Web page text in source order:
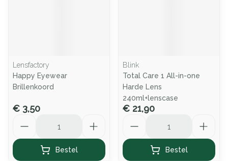
Lensfactory
Happy Eyewear
Brillenkoord
€ 3,50
Bestel
Blink
Total Care 1 All-in-one
Harde Lens
240ml+lenscase
€ 21,90
Bestel